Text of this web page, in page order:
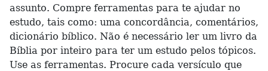
assunto. Compre ferramentas para te ajudar no
estudo, tais como: uma concordância, comentários,
dicionário bíblico. Não é necessário ler um livro da
Bíblia por inteiro para ter um estudo pelos tópicos.
Use as ferramentas. Procure cada versículo que